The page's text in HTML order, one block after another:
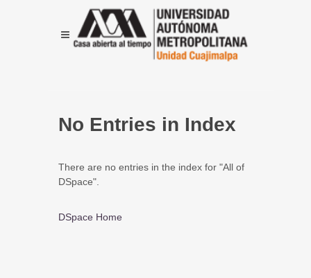
No Entries in Index
There are no entries in the index for "All of
DSpace".
DSpace Home